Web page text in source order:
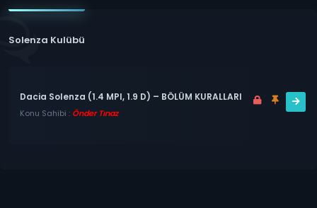
Solenza Kulübü
Dacia Solenza (1.4 MPI, 1.9 D) – BÖLÜM KURALLARI
Konu Sahibi : Önder Tınaz